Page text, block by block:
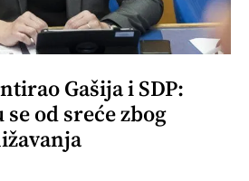
Gašija i SDP:
od sreće zbog